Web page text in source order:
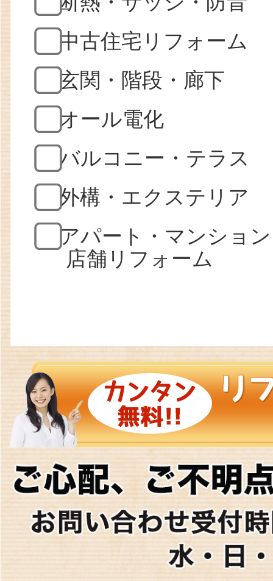
中古住宅リフォーム
玄関・階段・廊下
オール電化
バルコニー・テラス
外構・エクステリア
アパート・マンション
店舗リフォーム